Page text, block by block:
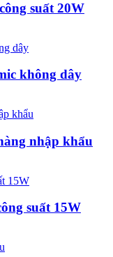
suất 20W
không dây
nhập khẩu
suất 15W